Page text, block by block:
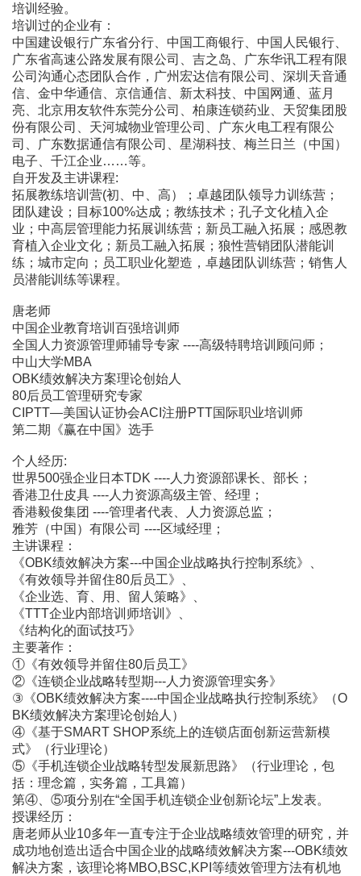
培训经验。
培训过的企业有：
中国建设银行广东省分行、中国工商银行、中国人民银行、
广东省高速公路发展有限公司、吉之岛、广东华讯工程有限
公司沟通心态团队合作，广州宏达信有限公司、深圳天音通
信、金中华通信、京信通信、新太科技、中国网通、蓝月
亮、北京用友软件东莞分公司、柏康连锁药业、天贸集团股
份有限公司、天河城物业管理公司、广东火电工程有限公
司、广东数据通信有限公司、星湖科技、梅兰日兰（中国）
电子、千江企业……等。
自开发及主讲课程:
拓展教练培训营(初、中、高）；卓越团队领导力训练营；
团队建设；目标100%达成；教练技术；孔子文化植入企
业；中高层管理能力拓展训练营；新员工融入拓展；感恩教
育植入企业文化；新员工融入拓展；狼性营销团队潜能训
练；城市定向；员工职业化塑造，卓越团队训练营；销售人
员潜能训练等课程。
唐老师
中国企业教育培训百强培训师
全国人力资源管理师辅导专家 ----高级特聘培训顾问师；
中山大学MBA
OBK绩效解决方案理论创始人
80后员工管理研究专家
CIPTT―美国认证协会ACI注册PTT国际职业培训师
第二期《赢在中国》选手
个人经历:
世界500强企业日本TDK ----人力资源部课长、部长；
香港卫仕皮具 ----人力资源高级主管、经理；
香港毅俊集团 ----管理者代表、人力资源总监；
雅芳（中国）有限公司 ----区域经理；
主讲课程：
《OBK绩效解决方案---中国企业战略执行控制系统》、
《有效领导并留住80后员工》、
《企业选、育、用、留人策略》、
《TTT企业内部培训师培训》、
《结构化的面试技巧》
主要著作：
①《有效领导并留住80后员工》
②《连锁企业战略转型期---人力资源管理实务》
③《OBK绩效解决方案----中国企业战略执行控制系统》（O
BK绩效解决方案理论创始人）
④《基于SMART SHOP系统上的连锁店面创新运营新模
式》（行业理论）
⑤《手机连锁企业战略转型发展新思路》（行业理论，包
括：理念篇，实务篇，工具篇）
第④、⑤项分别在“全国手机连锁企业创新论坛”上发表。
授课经历：
唐老师从业10多年一直专注于企业战略绩效管理的研究，并
成功地创造出适合中国企业的战略绩效解决方案---OBK绩效
解决方案，该理论将MBO,BSC,KPI等绩效管理方法有机地